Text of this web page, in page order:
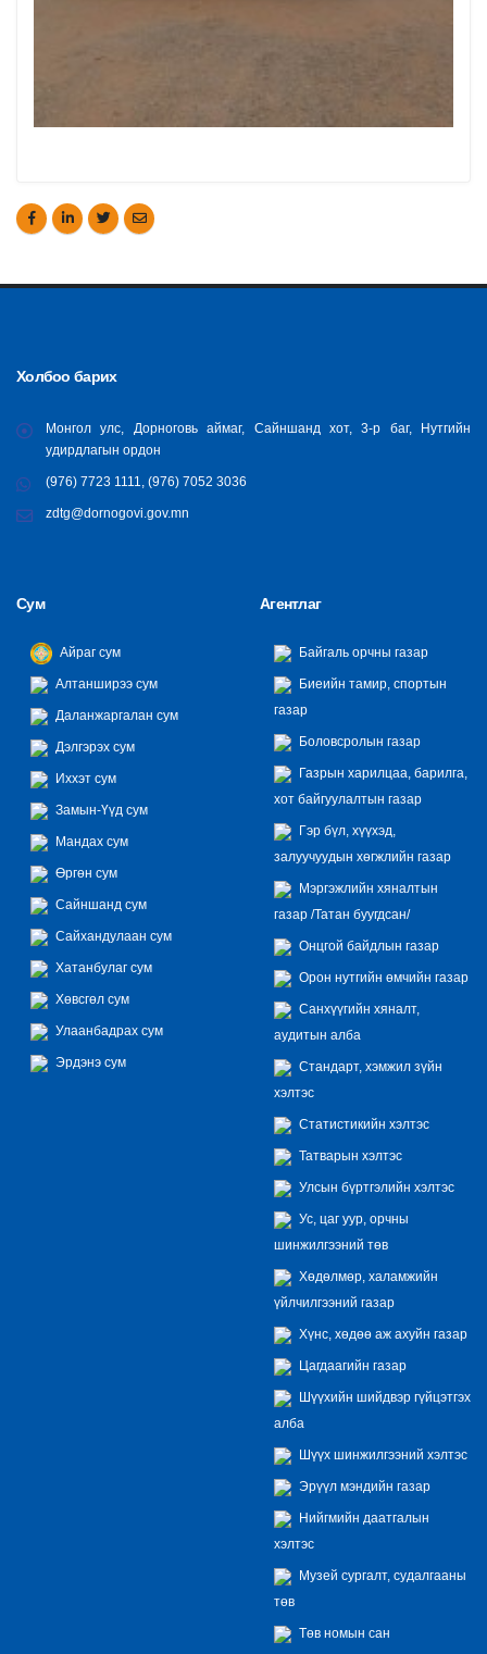
Холбоо барих
Монгол улс, Дорноговь аймаг, Сайншанд хот, 3-р баг, Нутгийн
удирдлагын ордон
(976) 7723 1111, (976) 7052 3036
zdtg@dornogovi.gov.mn
Сум
Айраг сум
Алтанширээ сум
Даланжаргалан сум
Дэлгэрэх сум
Иххэт сум
Замын-Үүд сум
Мандах сум
Өргөн сум
Сайншанд сум
Сайхандулаан сум
Хатанбулаг сум
Хөвсгөл сум
Улаанбадрах сум
Эрдэнэ сум
Агентлаг
Байгаль орчны газар
Биеийн тамир, спортын
газар
Боловсролын газар
Газрын харилцаа, барилга,
хот байгуулалтын газар
Гэр бүл, хүүхэд,
залуучуудын хөгжлийн газар
Мэргэжлийн хяналтын
газар /Татан буугдсан/
Онцгой байдлын газар
Орон нутгийн өмчийн газар
Санхүүгийн хяналт,
аудитын алба
Стандарт, хэмжил зүйн
хэлтэс
Статистикийн хэлтэс
Татварын хэлтэс
Улсын бүртгэлийн хэлтэс
Ус, цаг уур, орчны
шинжилгээний төв
Хөдөлмөр, халамжийн
үйлчилгээний газар
Хүнс, хөдөө аж ахуйн газар
Цагдаагийн газар
Шүүхийн шийдвэр гүйцэтгэх
алба
Шүүх шинжилгээний хэлтэс
Эрүүл мэндийн газар
Нийгмийн даатгалын
хэлтэс
Музей сургалт, судалгааны
төв
Төв номын сан